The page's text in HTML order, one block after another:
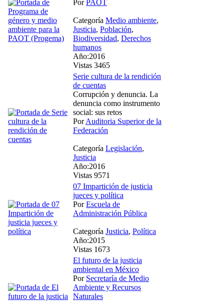
Por PAOT
Categoría Medio ambiente,
Justicia, Población,
Biodiversidad, Derechos
humanos
Año:2016
Vistas 3465
Serie cultura de la rendición
de cuentas
Corrupción y denuncia. La
denuncia como instrumento
social: sus retos
PorAuditoria Superior de la
Federación
Categoría Legislación,
Justicia
Año:2016
Vistas 9571
07 Impartición de justicia
jueces y política
PorEscuela de
Administración Pública
Categoría Justicia, Política
Año:2015
Vistas 1673
El futuro de la justicia
ambiental en México
Por Secretaría de Medio
Ambiente y Recursos
Naturales